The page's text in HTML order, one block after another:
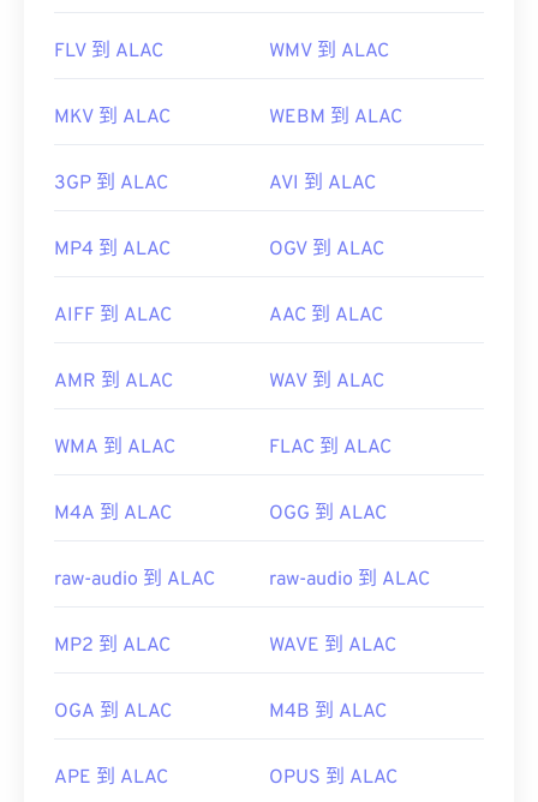
FLV 到 ALAC WMV 到 ALAC
MKV 到 ALAC WEBM 到 ALAC
3GP 到 ALAC AVI 到 ALAC
MP4 到 ALAC OGV 到 ALAC
AIFF 到 ALAC AAC 到 ALAC
AMR 到 ALAC WAV 到 ALAC
WMA 到 ALAC FLAC 到 ALAC
M4A 到 ALAC OGG 到 ALAC
raw-audio 到 ALAC raw-audio 到 ALAC
MP2 到 ALAC WAVE 到 ALAC
OGA 到 ALAC M4B 到 ALAC
APE 到 ALAC OPUS 到 ALAC